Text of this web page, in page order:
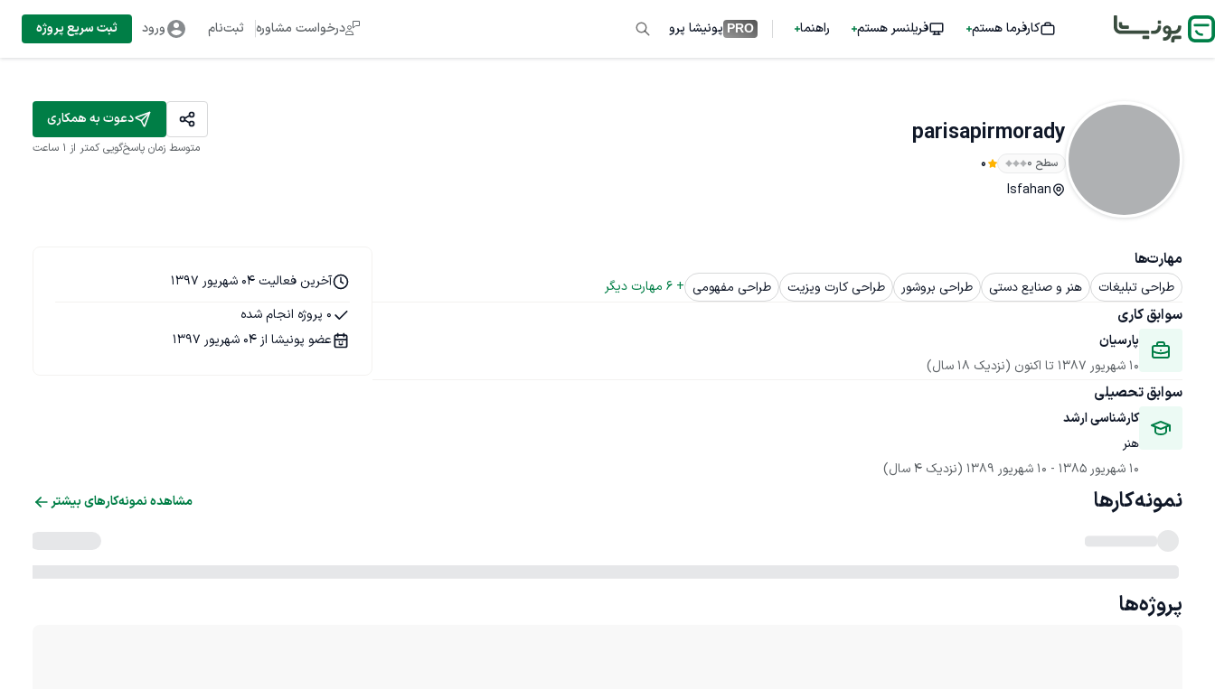
کارفرما هستم فریلنسر هستم راهنما PRO پونیشا پرو درخواست مشاوره ثبت‌نام ورود ثبت سریع پروژه
parisapirmorady
سطح ۰ 0
Isfahan
دعوت به همکاری
متوسط زمان پاسخ‌گویی کمتر از 1 ساعت
مهارت‌ها
طراحی تبلیغات هنر و صنایع دستی طراحی بروشور طراحی کارت ویزیت طراحی مفهومی +
6 مهارت دیگر
سوابق کاری
پارسیان
10 شهریور 1387
تا اکنون (نزدیک 18 سال)
سوابق تحصیلی
کارشناسی ارشد
هنر
10 شهریور 1385
- 10 شهریور 1389 (نزدیک 4 سال)
آخرین فعالیت 04 شهریور 1397
0 پروژه انجام شده
عضو پونیشا از 04 شهریور 1397
نمونه‌کارها مشاهده نمونه‌کارهای بیشتر
پروژه‌ها